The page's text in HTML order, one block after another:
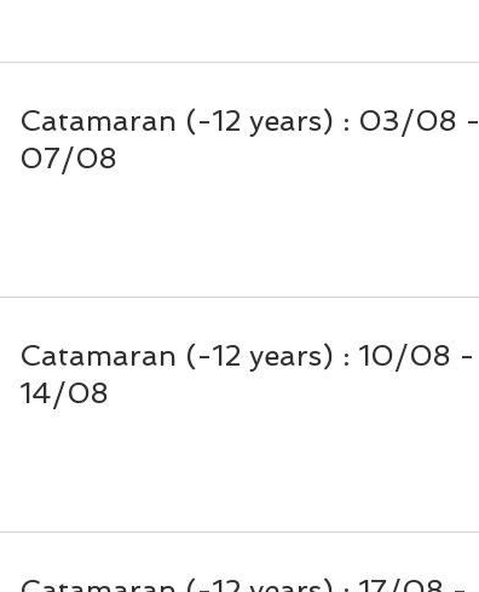
Catamaran (-12 years) : 03/08 -
07/08
Catamaran (-12 years) : 10/08 -
14/08